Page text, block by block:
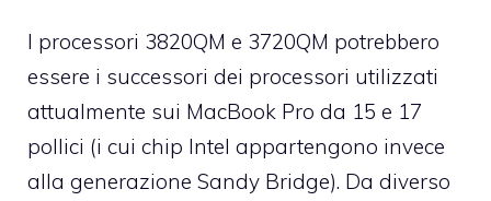
I processori 3820QM e 3720QM potrebbero
essere i successori dei processori utilizzati
attualmente sui MacBook Pro da 15 e 17
pollici (i cui chip Intel appartengono invece
alla generazione Sandy Bridge). Da diverso